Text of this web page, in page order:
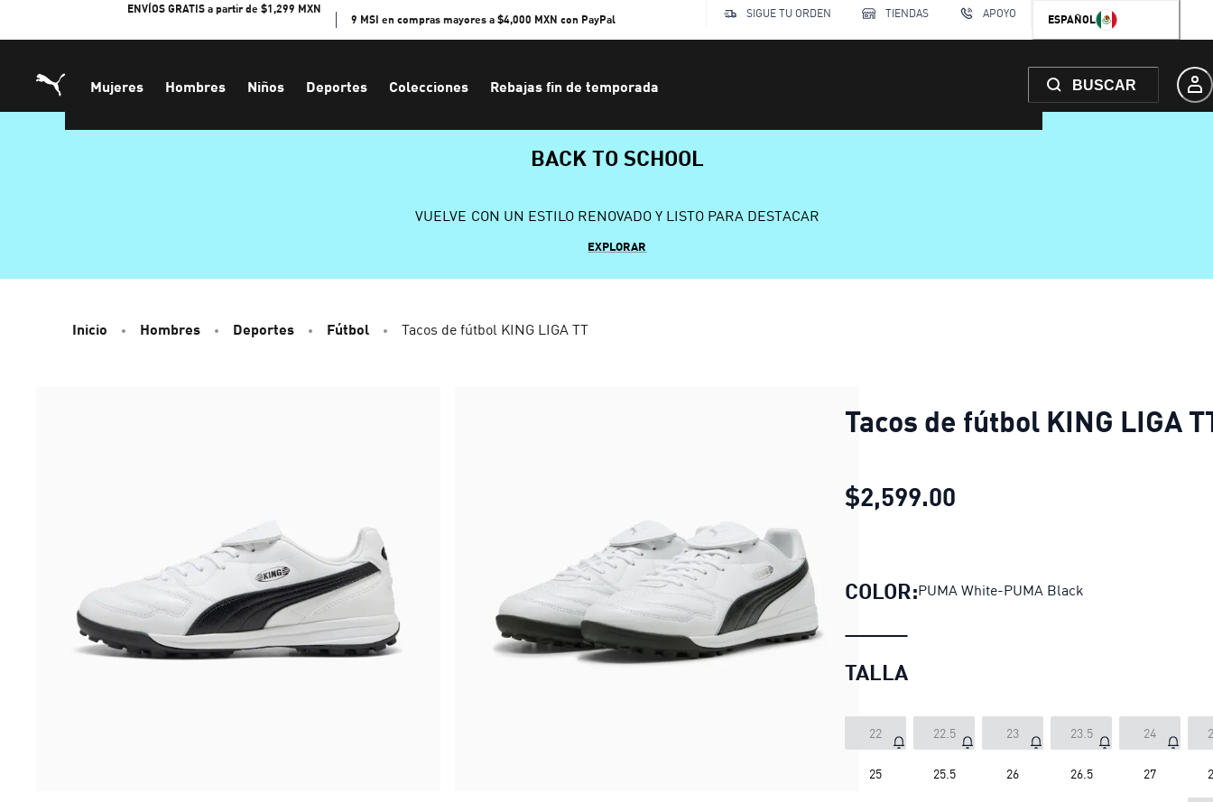
ENVÍOS GRATIS a partir de $1,299 MXN
9 MSI en compras mayores a $4,000 MXN con PayPal
SIGUE TU ORDEN TIENDAS APOYO ESPAÑOL
Mujeres Hombres Niños Deportes Colecciones Rebajas fin de temporada BUSCAR
BACK TO SCHOOL
VUELVE CON UN ESTILO RENOVADO Y LISTO PARA DESTACAR
EXPLORAR
Inicio Hombres Deportes Fútbol Tacos de fútbol KING LIGA TT
Tacos de fútbol KING LIGA
$2,599.00
COLOR:PUMA White-PUMA Black
TALLA
22 22.5 23 23.5 24
25 25.5 26 26.5 27